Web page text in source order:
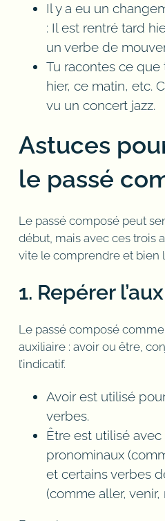
Il y a eu un
: Il est rentré tard
un verbe de
Tu racontes ce que
hier, ce matin, etc.
vu un concert jazz.
Astuces
le passé
Le passé composé peut
début, mais avec ces trois
vite le comprendre et bien
1. Repérer
Le passé composé
auxiliaire : avoir ou être,
l’indicatif.
Avoir est utilisé
verbes.
Être est utilisé
pronominaux
et certains verbes
(comme aller, venir,